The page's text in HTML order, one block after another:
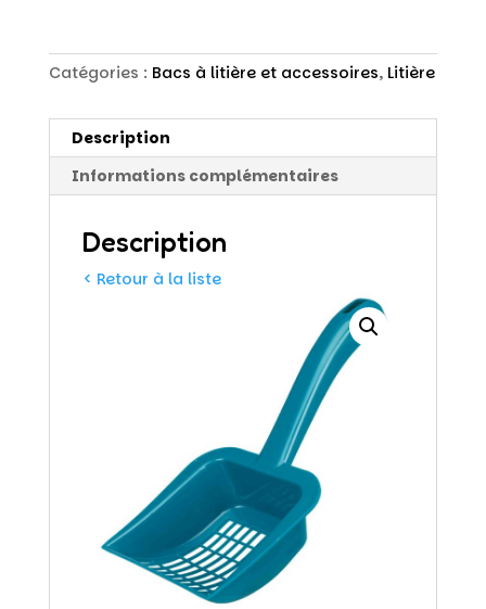
Catégories : Bacs à litière et accessoires, Litière
Description
Informations complémentaires
Description
< Retour à la liste